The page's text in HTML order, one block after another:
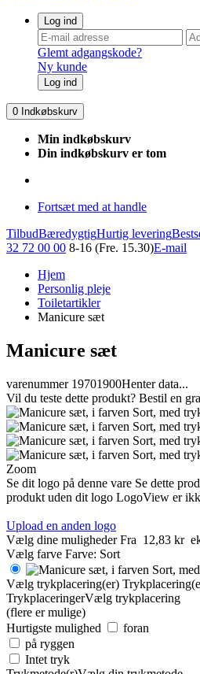
Log ind
Glemt adgangskode?
Ny kunde
Log ind
0 Indkøbskurv
Min indkøbskurv
Din indkøbskurv er tom
Fortsæt med at handle
TilbudBæredygtigHurtig levering
32 72 00 00 8-16 (Fre. 15.30)E-mail
Hjem
Personlig pleje
Toiletartikler
Manicure sæt
Manicure sæt
varenummer 19701900Henter data...
Vil du teste dette produkt? Bestil en
Zoom
Se dit logo på denne vare Se dette
produkt uden dit logo LogoView er
Upload en anden logo
Vælg dine muligheder Fra 12,83 kr
Vælg farve Farve: Sort
Vælg trykplacering(er)
TrykplaceringerVælg trykplacering
(flere er mulige)
Hurtigste mulighed
foran
på ryggen
Intet tryk